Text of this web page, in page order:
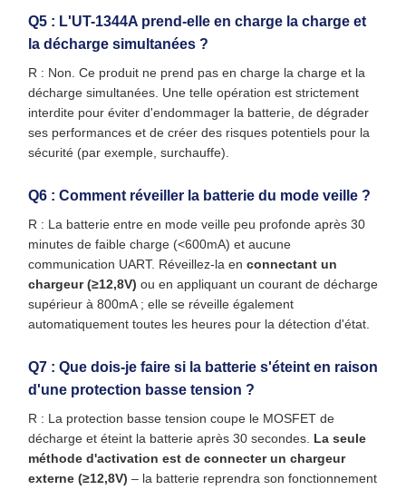
Q5 : L'UT-1344A prend-elle en charge la charge et
la décharge simultanées ?
R : Non. Ce produit ne prend pas en charge la charge et la
décharge simultanées. Une telle opération est strictement
interdite pour éviter d'endommager la batterie, de dégrader
ses performances et de créer des risques potentiels pour la
sécurité (par exemple, surchauffe).
Q6 : Comment réveiller la batterie du mode veille ?
R : La batterie entre en mode veille peu profonde après 30
minutes de faible charge (<600mA) et aucune
communication UART. Réveillez-la en connectant un
chargeur (≥12,8V) ou en appliquant un courant de décharge
supérieur à 800mA ; elle se réveille également
automatiquement toutes les heures pour la détection d'état.
Q7 : Que dois-je faire si la batterie s'éteint en raison
d'une protection basse tension ?
R : La protection basse tension coupe le MOSFET de
décharge et éteint la batterie après 30 secondes. La seule
méthode d'activation est de connecter un chargeur
externe (≥12,8V) – la batterie reprendra son fonctionnement